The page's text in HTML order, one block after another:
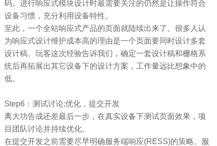
码。进行响应式模块设计时最需要关注的仍然是让操作符合
设备习惯，充分利用设备特性。
至此，一个全站响应式产品的页面就陆续出来了。很多人认
为响应式设计维护成本高的理由是一个页面要同时设计多套
设计稿。玩客这次经验告诉我们，确定一套设计稿和栅格系
统后再拓展出其它设备下的设计方案，工作量远比想象中的
低。
Step6：测试讨论;优化，提交开发
离大功告成还差最后一步，在真实设备下测试页面效果，项
目团队讨论并持续优化。
在提交开发之前需要尽早明确服务端响应(RESS)的策略。服